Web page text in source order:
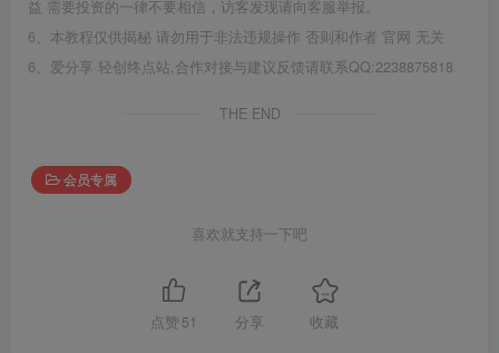
益 需要投资的一律不要相信，访客发现请向客服举报。
6、本教程仅供揭秘 请勿用于非法违规操作 否则和作者 官网 无关
6、爱分享·轻创终点站,合作对接与建议反馈请联系QQ:2238875818
THE END
会员专属
喜欢就支持一下吧
点赞 51 分享 收藏